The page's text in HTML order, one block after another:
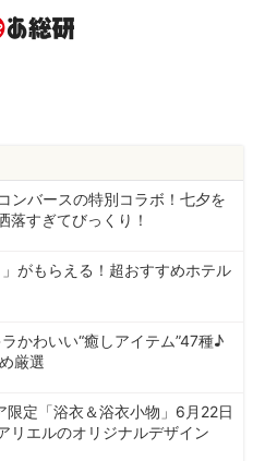
ンバースの特別コラボ！七夕を
落すぎてびっくり！
がもらえる！超おすすめホテル
かわいい“癒しアイテム”47種♪
厳選
限定「浴衣＆浴衣小物」6月22日
リエルのオリジナルデザイン